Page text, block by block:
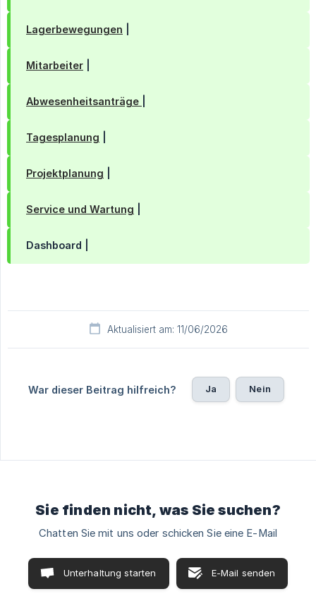
Lagerbewegungen
Mitarbeiter
Abwesenheitsanträge
Tagesplanung
Projektplanung
Service und Wartung
Dashboard |
Aktualisiert am: 11/06/2026
War dieser Beitrag hilfreich? Ja Nein
Sie finden nicht, was Sie suchen?
Chatten Sie mit uns oder schicken Sie eine E-Mail
Unterhaltung starten E-Mail senden